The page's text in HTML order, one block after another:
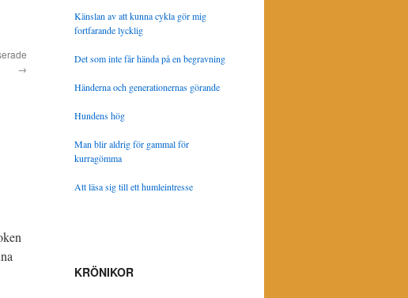
→
Känslan av att kunna cykla gör mig
fortfarande lycklig
Det som inte får hända på en begravning
Händerna och generationernas görande
Hundens hög
Man blir aldrig för gammal för
kurragömma
Att läsa sig till ett humleintresse
KRÖNIKOR